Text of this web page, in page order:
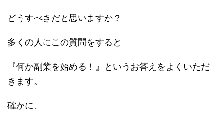
どうすべきだと思いますか？
多くの人にこの質問をすると
『何か副業を始める！』というお答えをよくいただ
きます。
確かに、